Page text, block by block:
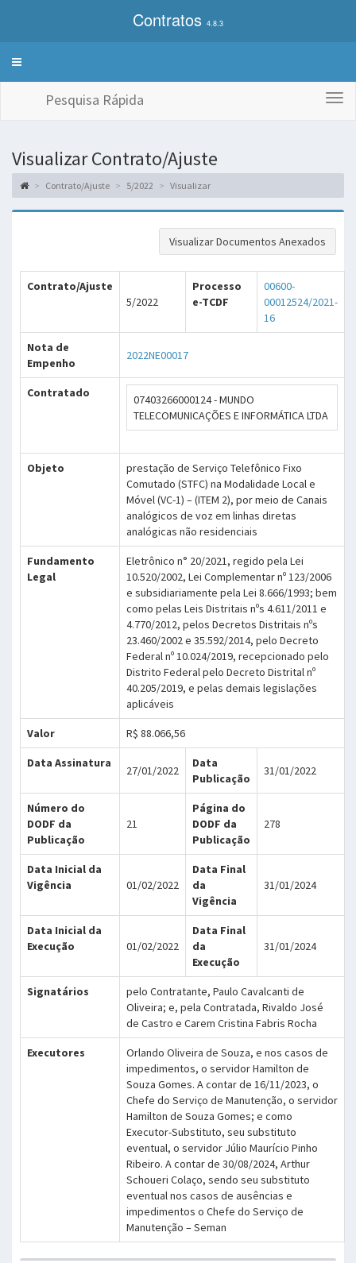
Contratos 4.8.3
Alterna
Pesquisa Rápida
Visualizar Contrato/Ajuste
Contrato/Ajuste 5/2022 Visualizar
Visualizar Documentos Anexados
Contrato/Ajuste
5/2022
Processo
e-TCDF
00600-
00012524/2021-
16
Nota de
Empenho
2022NE00017
Contratado
07403266000124 - MUNDO
TELECOMUNICAÇÕES E INFORMÁTICA LTDA
Objeto
prestação de Serviço Telefônico Fixo
Comutado (STFC) na Modalidade Local e
Móvel (VC-1) – (ITEM 2), por meio de Canais
analógicos de voz em linhas diretas
analógicas não residenciais
Fundamento
Legal
Eletrônico n° 20/2021, regido pela Lei
10.520/2002, Lei Complementar nº 123/2006
e subsidiariamente pela Lei 8.666/1993; bem
como pelas Leis Distritais nºs 4.611/2011 e
4.770/2012, pelos Decretos Distritais nºs
23.460/2002 e 35.592/2014, pelo Decreto
Federal nº 10.024/2019, recepcionado pelo
Distrito Federal pelo Decreto Distrital nº
40.205/2019, e pelas demais legislações
aplicáveis
Valor R$ 88.066,56
Data Assinatura
27/01/2022
Data
Publicação
31/01/2022
Número do
DODF da
Publicação
21
Página do
DODF da
Publicação
278
Data Inicial da
Vigência
01/02/2022
Data Final
da
Vigência
31/01/2024
Data Inicial da
Execução
01/02/2022
Data Final
da
Execução
31/01/2024
Signatários
pelo Contratante, Paulo Cavalcanti de
Oliveira; e, pela Contratada, Rivaldo José
de Castro e Carem Cristina Fabris Rocha
Executores
Orlando Oliveira de Souza, e nos casos de
impedimentos, o servidor Hamilton de
Souza Gomes. A contar de 16/11/2023, o
Chefe do Serviço de Manutenção, o servidor
Hamilton de Souza Gomes; e como
Executor-Substituto, seu substituto
eventual, o servidor Júlio Maurício Pinho
Ribeiro. A contar de 30/08/2024, Arthur
Schoueri Colaço, sendo seu substituto
eventual nos casos de ausências e
impedimentos o Chefe do Serviço de
Manutenção – Seman